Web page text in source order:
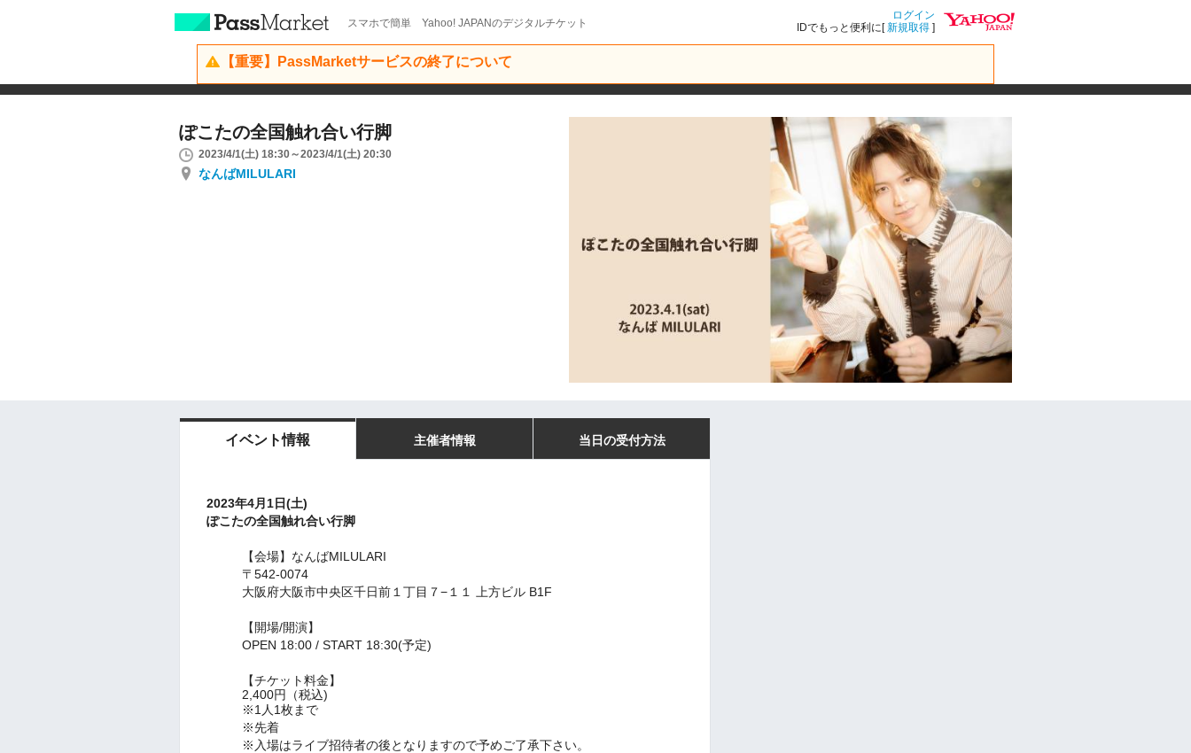
スマホで簡単 Yahoo! JAPANのデジタルチケット
ログイン
IDでもっと便利に[新規取得 ]
【重要】PassMarketサービスの終了について
ぽこたの全国触れ合い行脚
2023/4/1(土) 18:30～2023/4/1(土) 20:30
なんばMILULARI
イベント情報 主催者情報 当日の受付方法
2023年4月1日(土)
ぽこたの全国触れ合い行脚
【会場】 なんばMILULARI
〒542-0074
大阪府大阪市中央区千日前１丁目７−１１ 上方ビル B1F
【開場/開演】
OPEN 18:00 / START 18:30(予定)
【チケット料金】
2,400円（税込)
※1人1枚まで
※先着
※入場はライブ招待者の後となりますので予めご了承下さい。